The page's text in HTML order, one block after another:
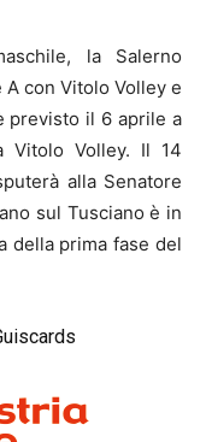
la Salerno
con Vitolo Volley e
previsto il 6 aprile a
Vitolo Volley. Il 14
alla Senatore
sul Tusciano è in
della prima fase del